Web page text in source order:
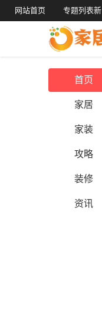
网站首页 专题列表新
首页
家居
家装
攻略
装修
资讯